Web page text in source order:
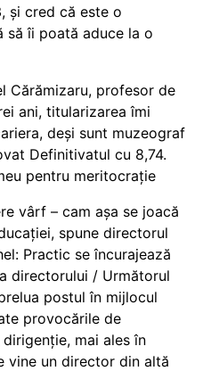
și cred că este o
să îi poată aduce la o
Cărămizaru, profesor de
ani, titularizarea îmi
deși sunt muzeograf
Definitivatul cu 8,74.
pentru meritocrație
vârf – cam așa se joacă
spune directorul
Practic se încurajează
directorului / Următorul
postul în mijlocul
provocările de
mai ales în
vine un director din altă